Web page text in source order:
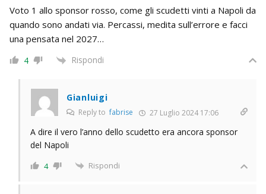
Voto 1 allo sponsor rosso, come gli scudetti vinti a Napoli da
quando sono andati via. Percassi, medita sull’errore e facci
una pensata nel 2027…
4 Rispondi
Gianluigi
Reply tofabrise 27 Luglio 2024 17:06
A dire il vero l’anno dello scudetto era ancora sponsor
del Napoli
4 Rispondi